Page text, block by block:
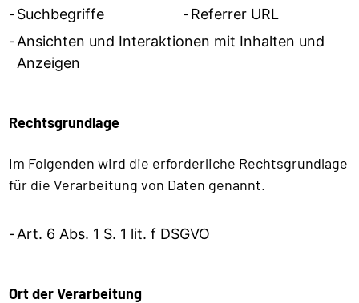
Suchbegriffe
Referrer URL
Ansichten und Interaktionen mit Inhalten und
Anzeigen
Rechtsgrundlage
Im Folgenden wird die erforderliche Rechtsgrundlage
für die Verarbeitung von Daten genannt.
Art. 6 Abs. 1 S. 1 lit. f DSGVO
Ort der Verarbeitung